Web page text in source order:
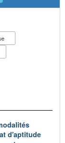
d'aptitude